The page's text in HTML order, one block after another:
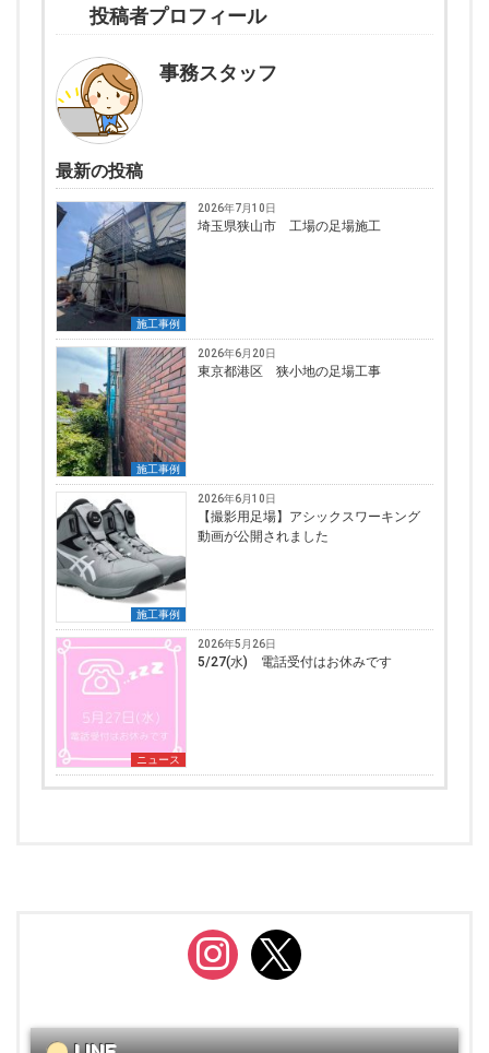
投稿者プロフィール
事務スタッフ
最新の投稿
施工事例
2026年7月10日
埼玉県狭山市 工場の足場施工
施工事例
2026年6月20日
東京都港区 狭小地の足場工事
施工事例
2026年6月10日
【撮影用足場】アシックスワーキング
動画が公開されました
ニュース
2026年5月26日
5/27(水) 電話受付はお休みです
instagram
x